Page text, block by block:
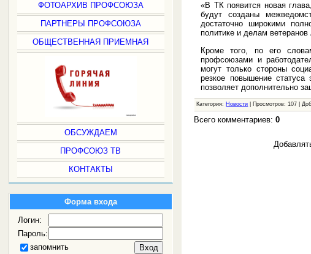
ФОТОАРХИВ ПРОФСОЮЗА
ПАРТНЕРЫ ПРОФСОЮЗА
ОБЩЕСТВЕННАЯ ПРИЕМНАЯ
ОБСУЖДАЕМ
ПРОФСОЮЗ ТВ
КОНТАКТЫ
Форма входа
Логин:
Пароль:
запомнить
«В ТК появится новая
будут созданы
достаточно широкими
политике и делам
Кроме того, по его
профсоюзами и
могут только стороны
резкое повышение статуса
позволяет дополнительно
Категория: Новости | Просмотров: 107 |
Всего комментариев:0